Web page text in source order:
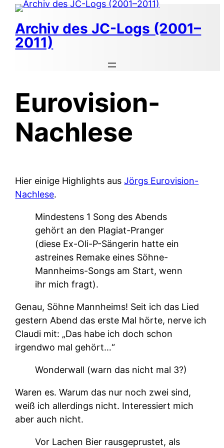
Zum
Inhalt
springen
Archiv des JC-Logs (2001–
2011)
Eurovision-
Nachlese
Hier einige Highlights ausJörgs Eurovision-
Nachlese.
Mindestens 1 Song des Abends
gehört an den Plagiat-Pranger
(diese Ex-Oli-P-Sängerin hatte ein
astreines Remake eines Söhne-
Mannheims-Songs am Start, wenn
ihr mich fragt).
Genau, Söhne Mannheims! Seit ich das Lied
gestern Abend das erste Mal hörte, nerve ich
Claudi mit: „Das habe ich doch schon
irgendwo mal gehört…“
Wonderwall (warn das nicht mal 3?)
Waren es. Warum das nur noch zwei sind,
weiß ich allerdings nicht. Interessiert mich
aber auch nicht.
Vor Lachen Bier rausgeprustet, als